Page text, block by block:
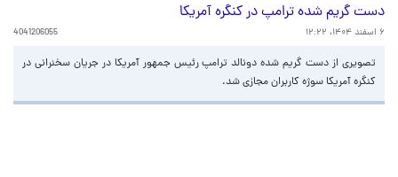
دست گریم شده ترامپ در کنگره آمریکا
۶ اسفند ۱۴۰۴، ۱۲:۲۲ 4041206055
تصویری از دست گریم شده دونالد ترامپ رئیس جمهور آمریکا در جریان سخنرانی در
کنگره آمریکا سوژه کاربران مجازی شد.